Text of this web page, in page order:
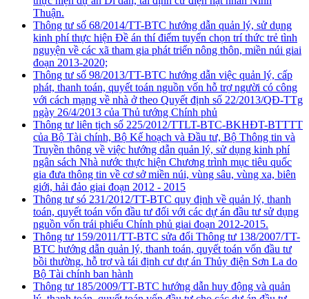
Thuận.
Thông tư số 68/2014/TT-BTC hướng dẫn quản lý, sử dụng
kinh phí thực hiện Đề án thí điểm tuyển chọn trí thức trẻ tình
nguyện về các xã tham gia phát triển nông thôn, miền núi giai
đoạn 2013-2020;
Thông tư số 98/2013/TT-BTC hướng dẫn việc quản lý, cấp
phát, thanh toán, quyết toán nguồn vốn hỗ trợ người có công
với cách mạng về nhà ở theo Quyết định số 22/2013/QĐ-TTg
ngày 26/4/2013 của Thủ tướng Chính phủ
Thông tư liên tịch số 225/2012/TTLT-BTC-BKHĐT-BTTTT
của Bộ Tài chính, Bộ Kế hoạch và Đầu tư, Bộ Thông tin và
Truyền thông về việc hướng dẫn quản lý, sử dụng kinh phí
ngân sách Nhà nước thực hiện Chương trình mục tiêu quốc
gia đưa thông tin về cơ sở miền núi, vùng sâu, vùng xa, biên
giới, hải đảo giai đoạn 2012 - 2015
Thông tư só 231/2012/TT-BTC quy định về quản lý, thanh
toán, quyết toán vốn đầu tư đối với các dự án đầu tư sử dụng
nguồn vốn trái phiếu Chính phủ giai đoạn 2012-2015.
Thông tư 159/2011/TT-BTC sửa đổi Thông tư 138/2007/TT-
BTC hướng dẫn quản lý, thanh toán, quyết toán vốn đầu tư
bồi thường, hỗ trợ và tái định cư dự án Thủy điện Sơn La do
Bộ Tài chính ban hành
Thông tư 185/2009/TT-BTC hướng dẫn huy động và quản